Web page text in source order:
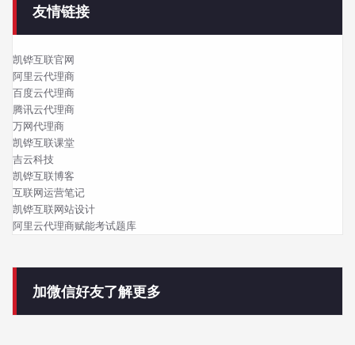
友情链接
凯铧互联官网
阿里云代理商
百度云代理商
腾讯云代理商
万网代理商
凯铧互联课堂
吉云科技
凯铧互联博客
互联网运营笔记
凯铧互联网站设计
阿里云代理商赋能考试题库
加微信好友了解更多